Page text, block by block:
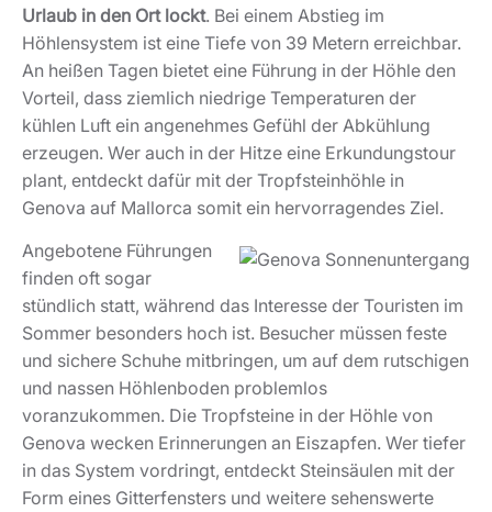
Urlaub in den Ort lockt. Bei einem Abstieg im
Höhlensystem ist eine Tiefe von 39 Metern erreichbar.
An heißen Tagen bietet eine Führung in der Höhle den
Vorteil, dass ziemlich niedrige Temperaturen der
kühlen Luft ein angenehmes Gefühl der Abkühlung
erzeugen. Wer auch in der Hitze eine Erkundungstour
plant, entdeckt dafür mit der Tropfsteinhöhle in
Genova auf Mallorca somit ein hervorragendes Ziel.
Angebotene Führungen
finden oft sogar
stündlich statt, während das Interesse der Touristen im
Sommer besonders hoch ist. Besucher müssen feste
und sichere Schuhe mitbringen, um auf dem rutschigen
und nassen Höhlenboden problemlos
voranzukommen. Die Tropfsteine in der Höhle von
Genova wecken Erinnerungen an Eiszapfen. Wer tiefer
in das System vordringt, entdeckt Steinsäulen mit der
Form eines Gitterfensters und weitere sehenswerte